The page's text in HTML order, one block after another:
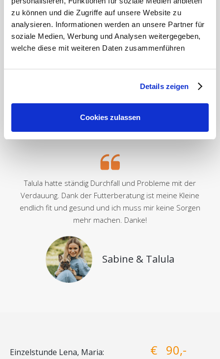
zu können und die Zugriffe auf unsere Website zu
analysieren. Informationen werden an unsere Partner für
soziale Medien, Werbung und Analysen weitergegeben,
welche diese mit weiteren Daten zusammenführen
Details zeigen
Cookies zulassen
Talula hatte ständig Durchfall und Probleme mit der
Verdauung. Dank der Futterberatung ist meine Kleine
endlich fit und gesund und ich muss mir keine Sorgen
mehr machen. Danke!
Sabine & Talula
Einzelstunde Lena, Maria: € 90,-